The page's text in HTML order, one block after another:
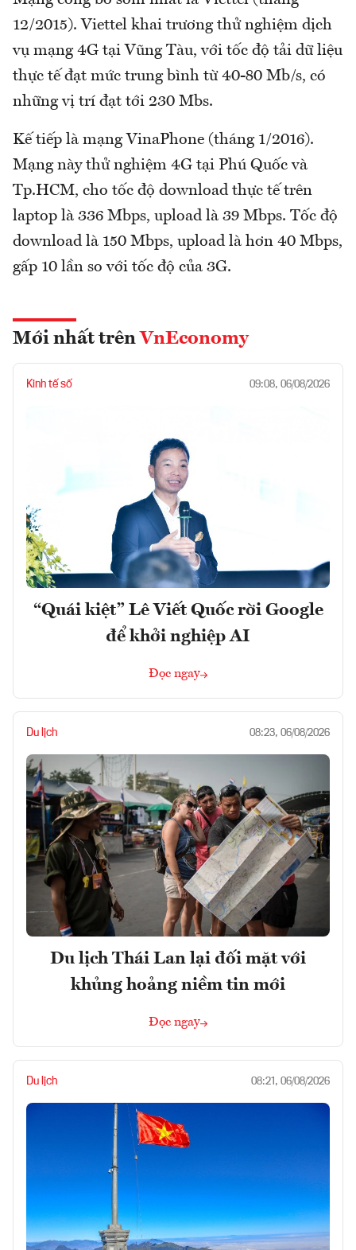
12/2015). Viettel khai trương thử nghiệm dịch
vụ mạng 4G tại Vũng Tàu, với tốc độ tải dữ liệu
thực tế đạt mức trung bình từ 40-80 Mb/s, có
những vị trí đạt tới 230 Mbs.
Kế tiếp là mạng VinaPhone (tháng 1/2016).
Mạng này thử nghiệm 4G tại Phú Quốc và
Tp.HCM, cho tốc độ download thực tế trên
laptop là 336 Mbps, upload là 39 Mbps. Tốc độ
download là 150 Mbps, upload là hơn 40 Mbps,
gấp 10 lần so với tốc độ của 3G.
Mới nhất trên VnEconomy
Kinh tế số 09:08, 06/08/2026
“Quái kiệt” Lê Viết Quốc rời Google
để khởi nghiệp AI
Đọc ngay
Du lịch 08:23, 06/08/2026
Du lịch Thái Lan lại đối mặt với
khủng hoảng niềm tin mới
Đọc ngay
Du lịch 08:21, 06/08/2026